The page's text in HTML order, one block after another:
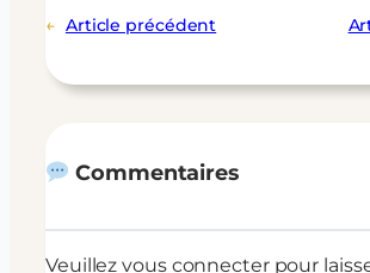
← Article précédent
Commentaires
Veuillez vous connecter pour